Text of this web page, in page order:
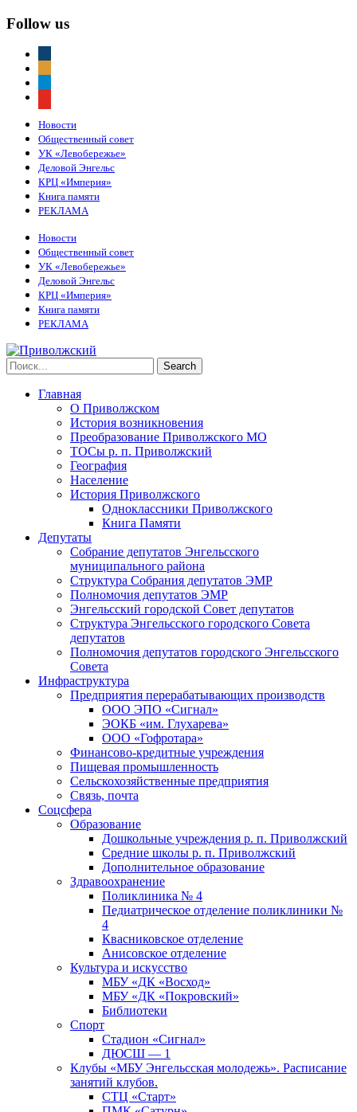
Follow us
Новости
Общественный совет
УК «Левобережье»
Деловой Энгельс
КРЦ «Империя»
Книга памяти
РЕКЛАМА
Новости
Общественный совет
УК «Левобережье»
Деловой Энгельс
КРЦ «Империя»
Книга памяти
РЕКЛАМА
Главная
О Приволжском
История возникновения
Преобразование Приволжского МО
ТОСы р. п. Приволжский
География
Население
История Приволжского
Одноклассники Приволжского
Книга Памяти
Депутаты
Собрание депутатов Энгельсского
муниципального района
Структура Собрания депутатов ЭМР
Полномочия депутатов ЭМР
Энгельсский городской Совет депутатов
Структура Энгельсского городского Совета
депутатов
Полномочия депутатов городского Энгельсского
Совета
Инфраструктура
Предприятия перерабатывающих производств
ООО ЭПО «Сигнал»
ЭОКБ «им. Глухарева»
ООО «Гофротара»
Финансово-кредитные учреждения
Пищевая промышленность
Сельскохозяйственные предприятия
Связь, почта
Соцсфера
Образование
Дошкольные учреждения р. п. Приволжский
Средние школы р. п. Приволжский
Дополнительное образование
Здравоохранение
Поликлиника № 4
Педиатрическое отделение поликлиники №
4
Квасниковское отделение
Анисовское отделение
Культура и искусство
МБУ «ДК «Восход»
МБУ «ДК «Покровский»
Библиотеки
Спорт
Стадион «Сигнал»
ДЮСШ — 1
Клубы «МБУ Энгельсская молодежь». Расписание
занятий клубов.
СТЦ «Старт»